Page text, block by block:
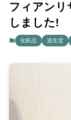
フィアンリ
しました!
化粧品 資生堂